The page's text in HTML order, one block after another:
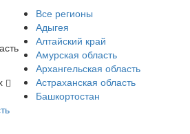
Все регионы
Адыгея
Алтайский край
Амурская область
Архангельская область
Астраханская область
Башкортостан